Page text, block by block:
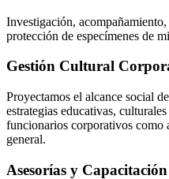
Investigación,
protección de especímenes de
Gestión Cultural
Proyectamos el alcance social
estrategias educativas,
funcionarios corporativos como
general.
Asesorías y Capacitación